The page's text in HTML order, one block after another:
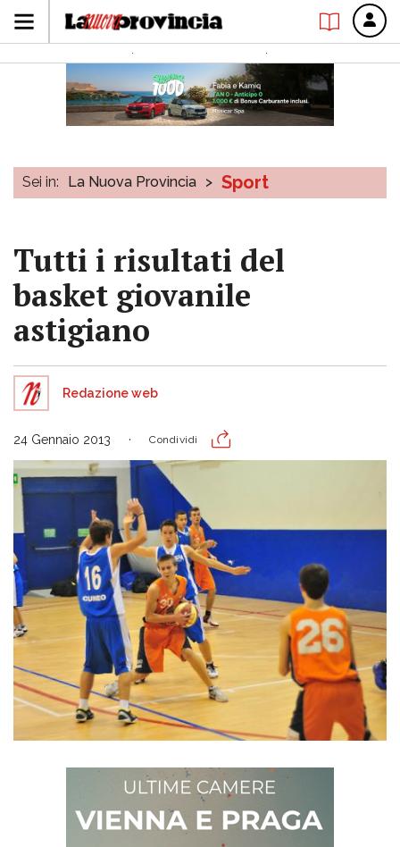
Sei in: La Nuova Provincia > Sport
Tutti i risultati del
basket giovanile
astigiano
Redazione web
24 Gennaio 2013 Condividi